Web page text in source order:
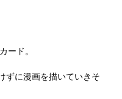
ード。
ずに漫画を描いていきそ